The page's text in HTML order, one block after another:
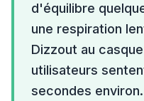
d'équilibre
une respiration
Dizzout au
utilisateurs
secondes